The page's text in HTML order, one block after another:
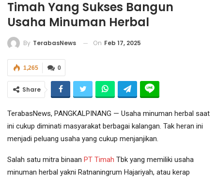
Timah Yang Sukses Bangun
Usaha Minuman Herbal
By TerabasNews On Feb 17, 2025
0
1,265
Share
TerabasNews, PANGKALPINANG — Usaha minuman herbal saat
ini cukup diminati masyarakat berbagai kalangan. Tak heran ini
menjadi peluang usaha yang cukup menjanjikan.
Salah satu mitra binaan PT Timah Tbk yang memiliki usaha
minuman herbal yakni Ratnaningrum Hajariyah, atau kerap